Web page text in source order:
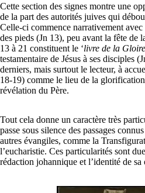
Cette section des signes montre une
de la part des autorités juives qui
Celle-ci commence narrativement
des pieds (Jn 13), peu avant la fête de
13 à 21 constituent le ‘livre de la Gloire
testamentaire de Jésus à ses disciples
derniers, mais surtout le lecteur, à
18-19) comme le lieu de la
révélation du Père.
Tout cela donne un caractère très
passe sous silence des passages
autres évangiles, comme la
l’eucharistie. Ces particularités sont
rédaction johannique et l’identité de sa